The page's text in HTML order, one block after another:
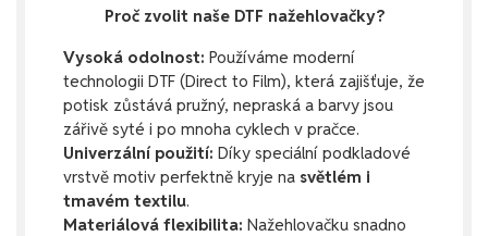
Proč zvolit naše DTF nažehlovačky?
Vysoká odolnost: Používáme moderní
technologii DTF (Direct to Film), která zajišťuje, že
potisk zůstává pružný, nepraská a barvy jsou
zářivě syté i po mnoha cyklech v pračce.
Univerzální použití: Díky speciální podkladové
vrstvě motiv perfektně kryje na světlém i
tmavém textilu.
Materiálová flexibilita: Nažehlovačku snadno